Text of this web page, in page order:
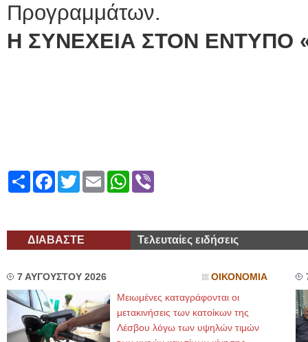
Προγραμμάτων.
Η ΣΥΝΕΧΕΙΑ ΣΤΟΝ ΕΝΤΥΠΟ
ShareFacebook
TwitterEmailWhatsApp
ΔΙΑΒΑΣΤΕ Τελευταίες ειδήσεις
7 ΑΥΓΟΥΣΤΟΥ 2026 ΟΙΚΟΝΟΜΙΑ
Μειωμένες καταγράφονται οι
μετακινήσεις των κατοίκων της
Λέσβου λόγω των υψηλών τιμών